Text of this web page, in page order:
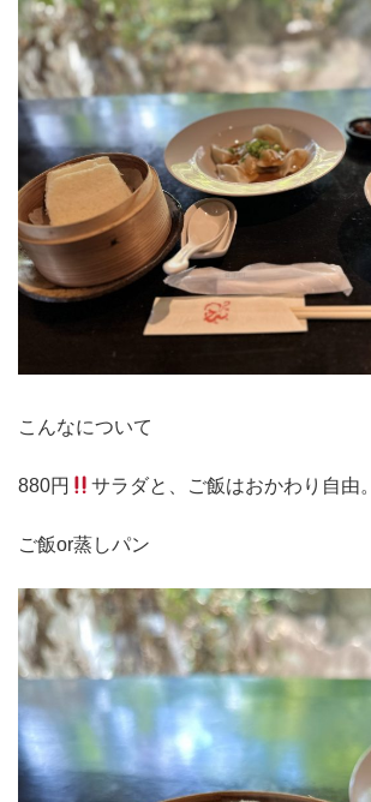
こんなについて
880円 サラダと、ご飯はおかわり自由。
ご飯or蒸しパン